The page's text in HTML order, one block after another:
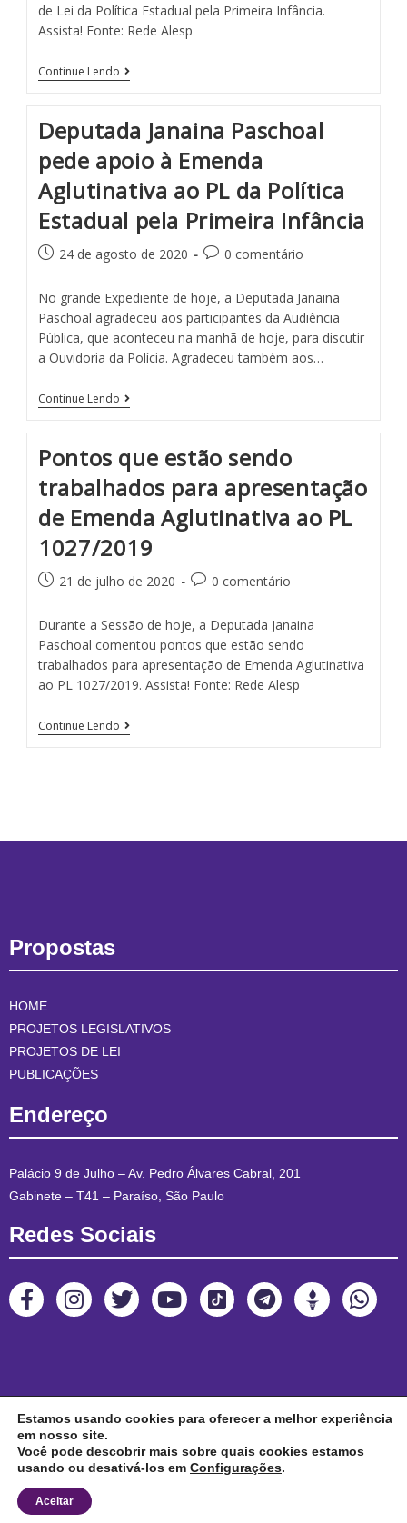
de Lei da Política Estadual pela Primeira Infância.
Assista! Fonte: Rede Alesp
Continue Lendo
Deputada Janaina Paschoal
pede apoio à Emenda
Aglutinativa ao PL da Política
Estadual pela Primeira Infância
24 de agosto de 2020 0 comentário
No grande Expediente de hoje, a Deputada Janaina
Paschoal agradeceu aos participantes da Audiência
Pública, que aconteceu na manhã de hoje, para discutir
a Ouvidoria da Polícia. Agradeceu também aos…
Continue Lendo
Pontos que estão sendo
trabalhados para apresentação
de Emenda Aglutinativa ao PL
1027/2019
21 de julho de 2020 0 comentário
Durante a Sessão de hoje, a Deputada Janaina
Paschoal comentou pontos que estão sendo
trabalhados para apresentação de Emenda Aglutinativa
ao PL 1027/2019. Assista! Fonte: Rede Alesp
Continue Lendo
Propostas
HOME
PROJETOS LEGISLATIVOS
PROJETOS DE LEI
PUBLICAÇÕES
Endereço
Palácio 9 de Julho – Av. Pedro Álvares Cabral, 201
Gabinete – T41 – Paraíso, São Paulo
Redes Sociais
Janaina Paschoal
Estamos usando cookies para oferecer a melhor experiência
em nosso site.
Você pode descobrir mais sobre quais cookies estamos
usando ou desativá-los em Configurações.
Aceitar